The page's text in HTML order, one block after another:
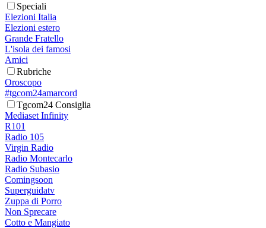
Speciali
Elezioni Italia
Elezioni estero
Grande Fratello
L'isola dei famosi
Amici
Rubriche
Oroscopo
#tgcom24amarcord
Tgcom24 Consiglia
Mediaset Infinity
R101
Radio 105
Virgin Radio
Radio Montecarlo
Radio Subasio
Comingsoon
Superguidatv
Zuppa di Porro
Non Sprecare
Cotto e Mangiato